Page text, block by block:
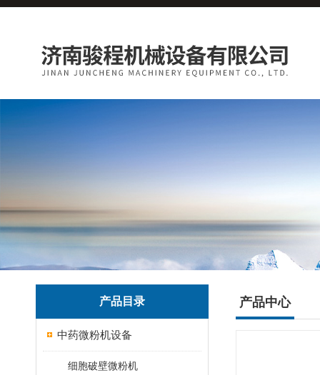
产品目录
中药微粉机设备
细胞破壁微粉机
产品中心